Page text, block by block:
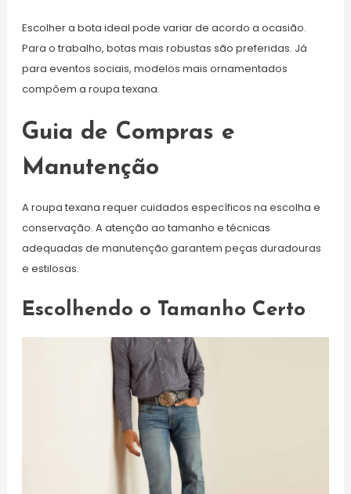
Escolher a bota ideal pode variar de acordo a ocasião.
Para o trabalho, botas mais robustas são preferidas. Já
para eventos sociais, modelos mais ornamentados
compõem a roupa texana.
Guia de Compras e
Manutenção
A roupa texana requer cuidados específicos na escolha e
conservação. A atenção ao tamanho e técnicas
adequadas de manutenção garantem peças duradouras
e estilosas.
Escolhendo o Tamanho Certo